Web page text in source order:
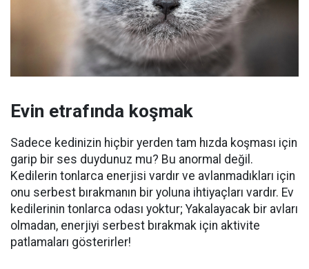
Evin etrafında koşmak
Sadece kedinizin hiçbir yerden tam hızda koşması için
garip bir ses duydunuz mu? Bu anormal değil.
Kedilerin tonlarca enerjisi vardır ve avlanmadıkları için
onu serbest bırakmanın bir yoluna ihtiyaçları vardır. Ev
kedilerinin tonlarca odası yoktur; Yakalayacak bir avları
olmadan, enerjiyi serbest bırakmak için aktivite
patlamaları gösterirler!